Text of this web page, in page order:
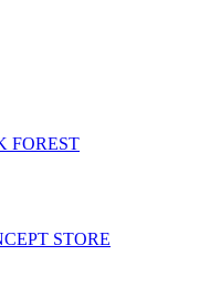
FOREST
STORE